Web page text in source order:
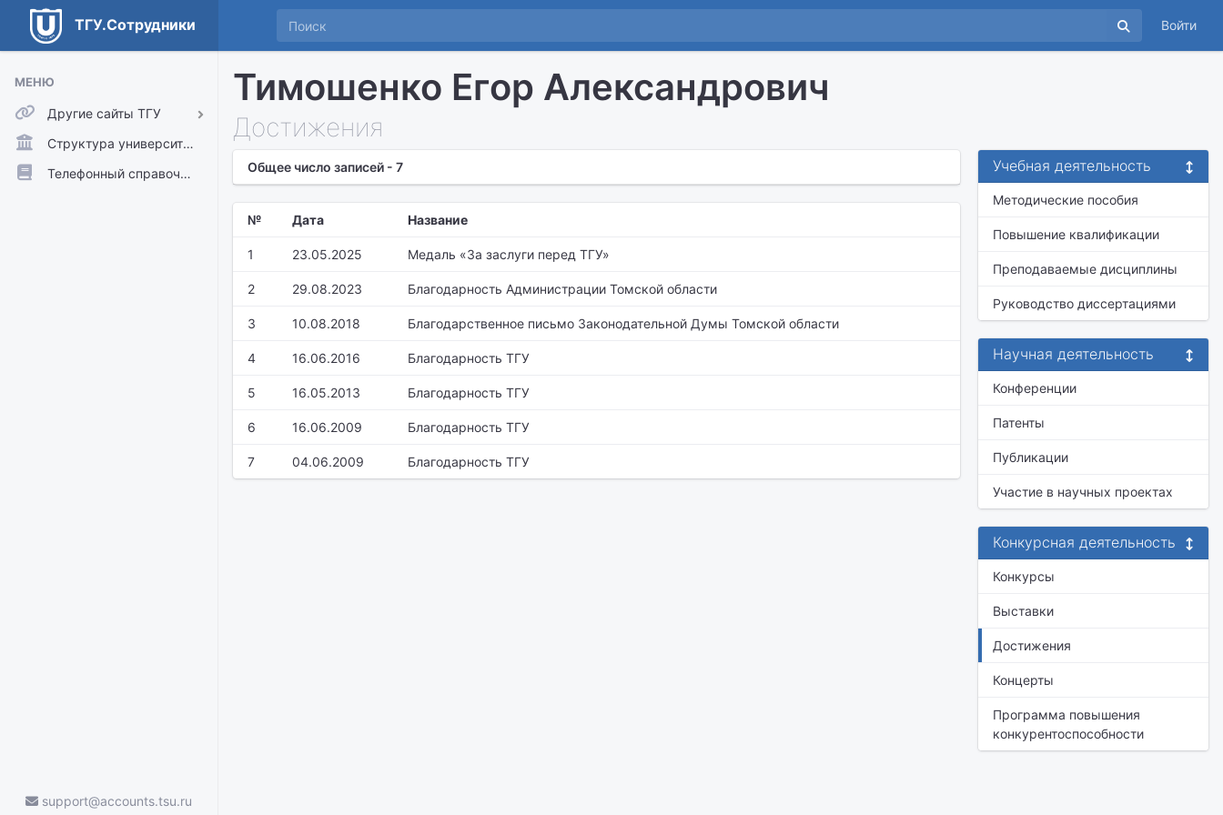
ТГУ.Сотрудники Войти
МЕНЮ
Другие сайты ТГУ
ТГУ.Аккаунты
ТГУ.Расписание
Структура университета
Телефонный справочник
support@accounts.tsu.ru
Тимошенко Егор Александрович
Достижения
Общее число записей - 7
№ Дата Название
1 23.05.2025 Медаль «За заслуги перед ТГУ»
2 29.08.2023 Благодарность Администрации Томской области
3 10.08.2018 Благодарственное письмо Законодательной Думы Томской области
4 16.06.2016 Благодарность ТГУ
5 16.05.2013 Благодарность ТГУ
6 16.06.2009 Благодарность ТГУ
7 04.06.2009 Благодарность ТГУ
Учебная деятельность
Методические пособия
Повышение квалификации
Преподаваемые дисциплины
Руководство диссертациями
Научная деятельность
Конференции
Патенты
Публикации
Участие в научных проектах
Конкурсная деятельность
Конкурсы
Выставки
Достижения
Концерты
Программа повышения
конкурентоспособности